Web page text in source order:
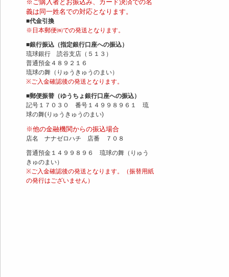
※ご購入者とお振込み、カード決済での名
義は同一姓名での対応となります。
■代金引換
※日本郵便㈱での発送となります。
■銀行振込（指定銀行口座への振込）
琉球銀行 読谷支店（５１３）
普通預金４８９２１６
琉球の舞（りゅうきゅうのまい）
※ご入金確認後の発送となります。
■郵便振替（ゆうちょ銀行口座への振込）
記号１７０３０ 番号１４９９８９６１ 琉
球の舞(りゅうきゅうのまい)
※他の金融機関からの振込場合
店名 ナナゼロハチ 店番 ７０８
普通預金１４９９８９６ 琉球の舞（りゅう
きゅのまい）
※ご入金確認後の発送となります。（振替用紙
の発行はございません）